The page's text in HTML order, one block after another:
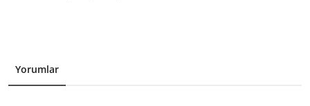
Yorumlar